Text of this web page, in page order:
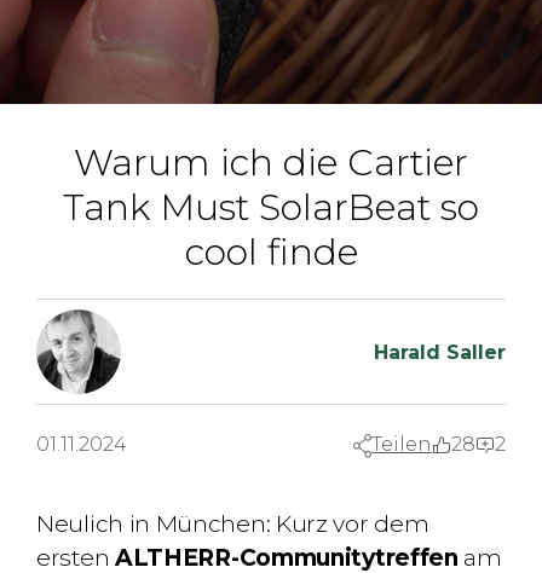
Warum ich die Cartier
Tank Must SolarBeat so
cool finde
Harald Saller
01.11.2024 Teilen 28 2
Neulich in München: Kurz vor dem
ersten ALTHERR-Communitytreffen am